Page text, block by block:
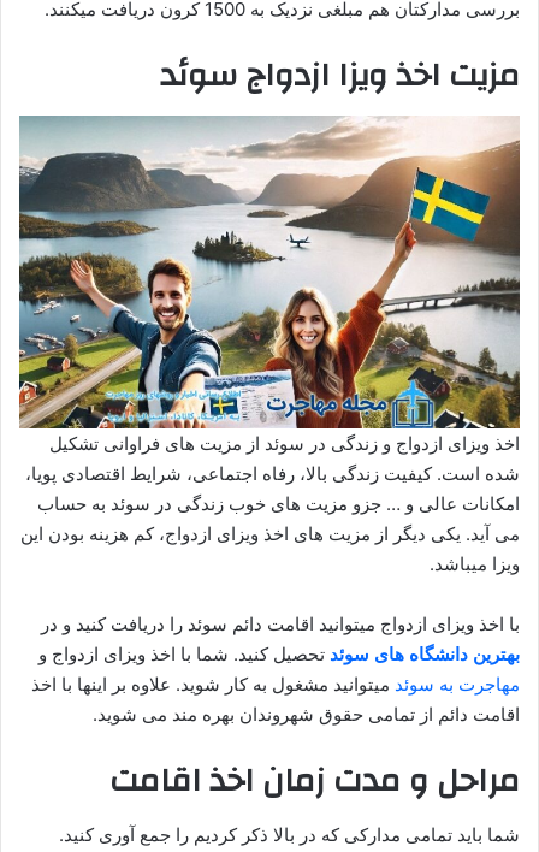
بررسی مدارکتان هم مبلغی نزدیک به 1500 کرون دریافت میکنند.
مزیت اخذ ویزا ازدواجسوئد
اخذ ویزای ازدواج و زندگی در سوئد از مزیت های فراوانی تشکیل
شده است. کیفیت زندگی بالا، رفاه اجتماعی، شرایط اقتصادی پویا،
امکانات عالی و … جزو مزیت های خوب زندگی در سوئد به حساب
می آید. یکی دیگر از مزیت های اخذ ویزای ازدواج، کم هزینه بودن این
ویزا میباشد.
با اخذ ویزای ازدواج میتوانید اقامت دائم سوئد را دریافت کنید و در
بهترین دانشگاه های سوئد تحصیل کنید. شما با اخذ ویزای ازدواج و
مهاجرت به سوئد میتوانید مشغول به کار شوید. علاوه بر اینها با اخذ
اقامت دائم از تمامی حقوق شهروندان بهره مند می شوید.
مراحل و مدت زمان اخذ اقامت
شما باید تمامی مدارکی که در بالا ذکر کردیم را جمع آوری کنید.